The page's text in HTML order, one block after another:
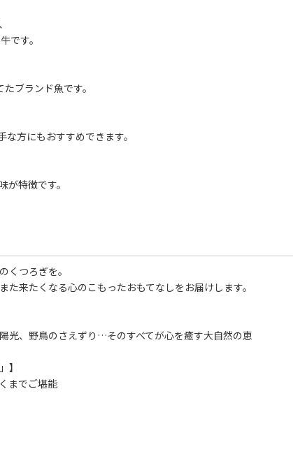
です。
ブランド魚です。
方にもおすすめできます。
特徴です。
くつろぎを。
来たくなる心のこもったおもてなしをお届けします。
光、野鳥のさえずり…そのすべてが心を癒す大自然の恵
】
までご堪能